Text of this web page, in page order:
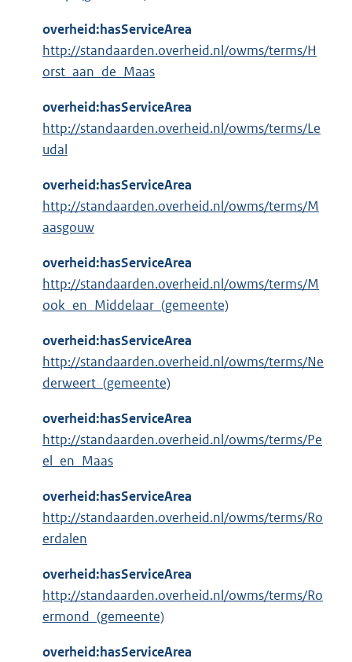
overheid:hasServiceArea
http://standaarden.overheid.nl/owms/terms/H
orst_aan_de_Maas
overheid:hasServiceArea
http://standaarden.overheid.nl/owms/terms/Le
udal
overheid:hasServiceArea
http://standaarden.overheid.nl/owms/terms/M
aasgouw
overheid:hasServiceArea
http://standaarden.overheid.nl/owms/terms/M
ook_en_Middelaar_(gemeente)
overheid:hasServiceArea
http://standaarden.overheid.nl/owms/terms/Ne
derweert_(gemeente)
overheid:hasServiceArea
http://standaarden.overheid.nl/owms/terms/Pe
el_en_Maas
overheid:hasServiceArea
http://standaarden.overheid.nl/owms/terms/Ro
erdalen
overheid:hasServiceArea
http://standaarden.overheid.nl/owms/terms/Ro
ermond_(gemeente)
overheid:hasServiceArea